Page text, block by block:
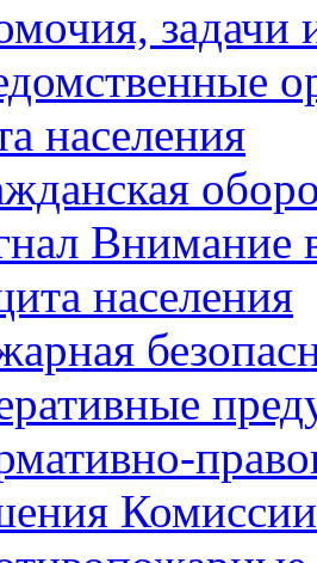
задачи
населения
Внимание
населения